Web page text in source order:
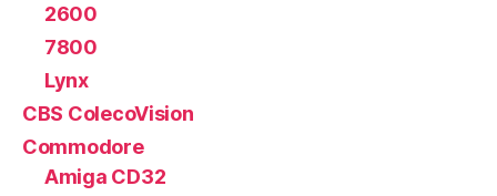
2600
7800
Lynx
CBS ColecoVision
Commodore
Amiga CD32